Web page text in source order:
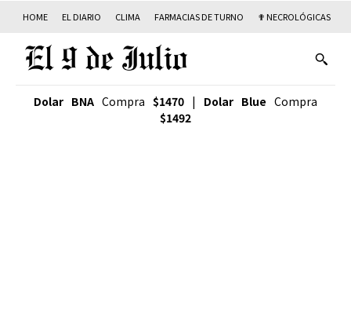
HOME EL DIARIO CLIMA FARMACIAS DE TURNO ✟ NECROLÓGICAS
Dolar BNA Compra $1470 | Dolar Blue Compra
$1492